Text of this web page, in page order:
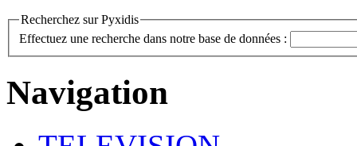
Recherchez sur Pyxidis
Effectuez une recherche dans notre base de données :
Navigation